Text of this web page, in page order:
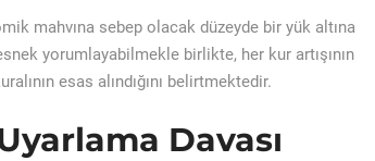
mahvına sebep olacak düzeyde bir yük altına
yorumlayabilmekle birlikte, her kur artışının
esas alındığını belirtmektedir.
Davası